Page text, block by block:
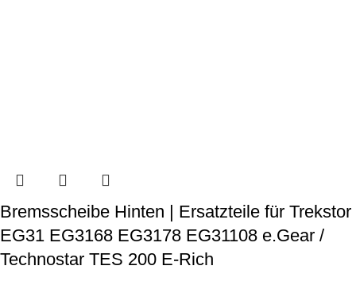
Bremsscheibe Hinten | Ersatzteile für Trekstor
EG31 EG3168 EG3178 EG31108 e.Gear /
Technostar TES 200 E-Rich